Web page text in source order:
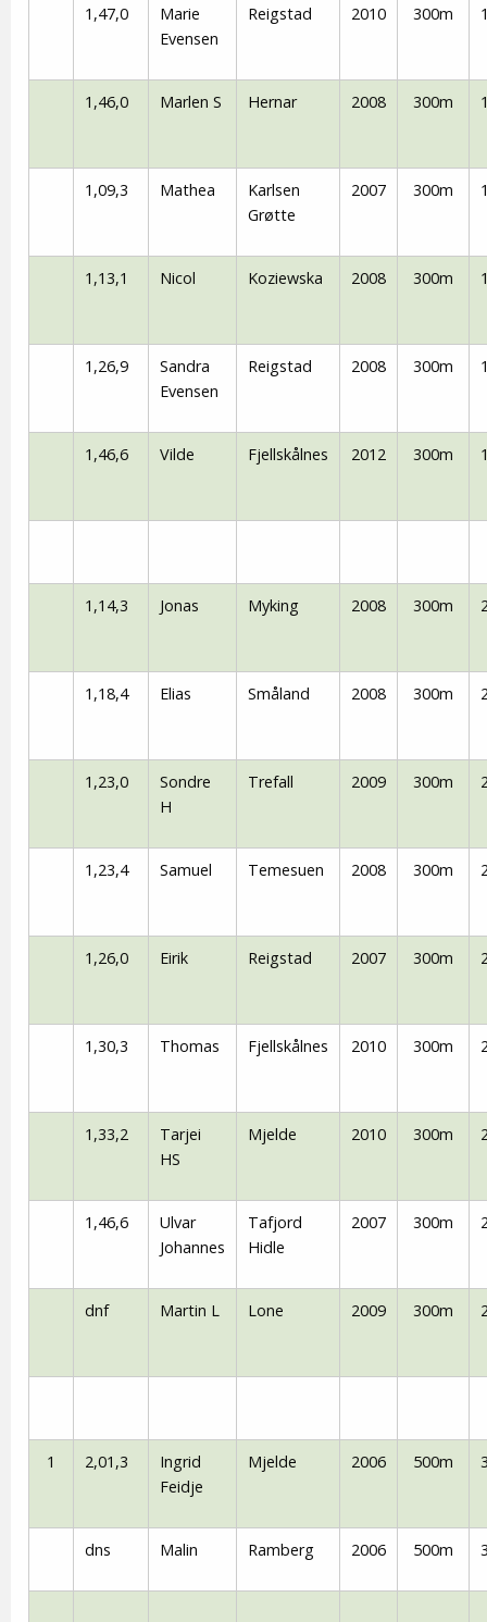
1,47,0
Marie
Evensen
Reigstad 2010 300m
1,46,0 Marlen S Hernar 2008 300m
1,09,3 Mathea
Karlsen
Grøtte
2007 300m
1,13,1 Nicol Koziewska 2008 300m
1,26,9
Sandra
Evensen
Reigstad 2008 300m
1,46,6 Vilde Fjellskålnes 2012 300m
1,14,3 Jonas Myking 2008 300m
1,18,4 Elias Småland 2008 300m
1,23,0
Sondre
H
Trefall 2009 300m
1,23,4 Samuel Temesuen 2008 300m
1,26,0 Eirik Reigstad 2007 300m
1,30,3 Thomas Fjellskålnes 2010 300m
1,33,2
Tarjei
HS
Mjelde 2010 300m
1,46,6
Ulvar
Johannes
Tafjord
Hidle
2007 300m
dnf Martin L Lone 2009 300m
1 2,01,3
Ingrid
Feidje
Mjelde 2006 500m
dns Malin Ramberg 2006 500m